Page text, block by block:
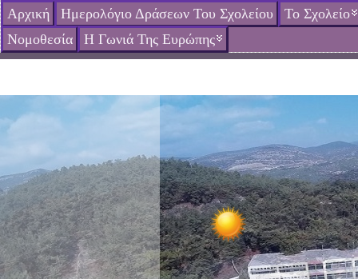
Αρχική Ημερολόγιο Δράσεων Του Σχολείου
Το Σχολείο
Νομοθεσία
Η Γωνιά Της Ευρώπης